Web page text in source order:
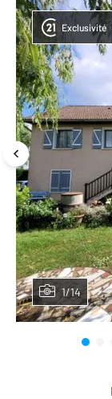
1/14
Exclusivité